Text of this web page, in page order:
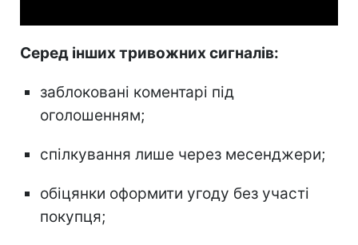
Серед інших тривожних сигналів:
заблоковані коментарі під
оголошенням;
спілкування лише через месенджери;
обіцянки оформити угоду без участі
покупця;